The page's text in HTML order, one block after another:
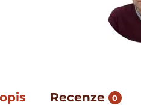
Recenze 0